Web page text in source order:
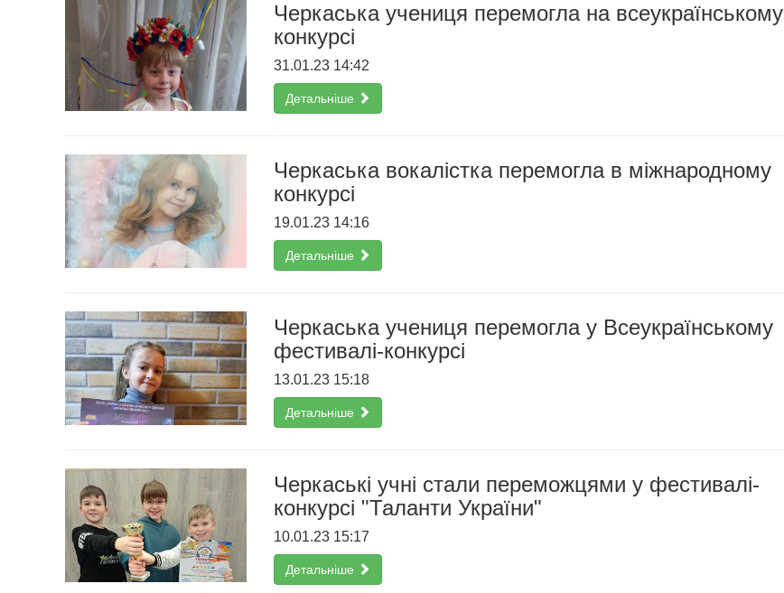
Черкаська учениця перемогла на всеукраїнському
конкурсі
31.01.23 14:42
Детальніше
Черкаська вокалістка перемогла в міжнародному
конкурсі
19.01.23 14:16
Детальніше
Черкаська учениця перемогла у Всеукраїнському
фестивалі-конкурсі
13.01.23 15:18
Детальніше
Черкаські учні стали переможцями у фестивалі-
конкурсі "Таланти України"
10.01.23 15:17
Детальніше